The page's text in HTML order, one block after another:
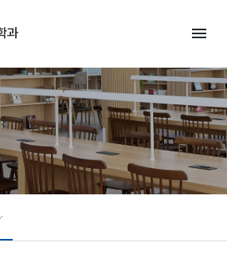
과
menu